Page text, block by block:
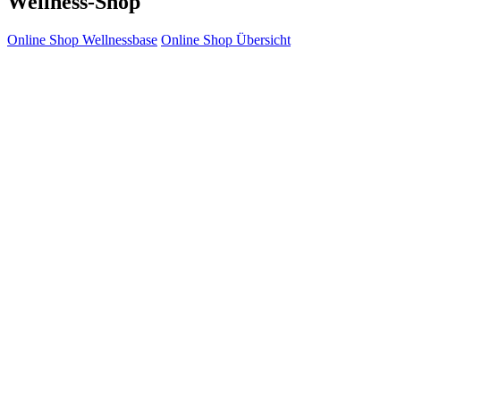
Online Shop Wellnessbase Online Shop Übersicht